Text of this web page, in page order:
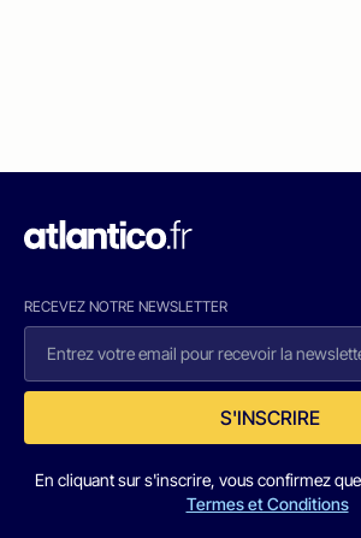
RECEVEZ NOTRE NEWSLETTER
S'INSCRIRE
En cliquant sur s'inscrire, vous confirmez
Termes et Conditions